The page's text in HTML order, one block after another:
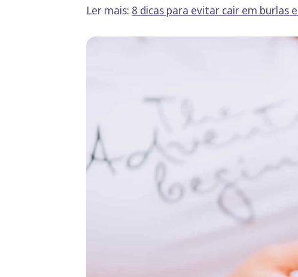
Ler mais: 8 dicas para evitar cair em burlas